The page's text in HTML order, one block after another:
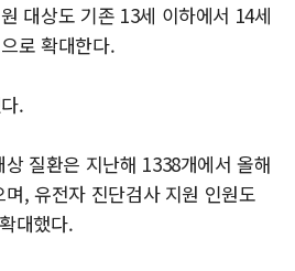
대상도 기존 13세 이하에서 14세
로 확대한다.
.
질환은 지난해 1338개에서 올해
, 유전자 진단검사 지원 인원도
대했다.